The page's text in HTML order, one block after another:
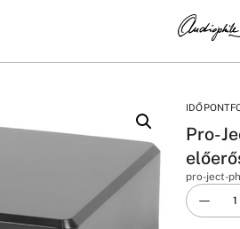
– PHONO ELŐERŐSÍTŐ + A/D KONVERTER
Pro-
pro-ject-